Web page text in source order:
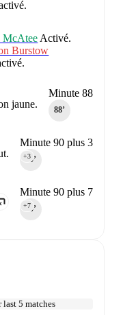
McAtee Activé.
Burstow
Minute 88
88‎’‎
jaune.
Minute 90 plus 3
90‎’‎
+3
Minute 90 plus 7
90‎’‎
+7
5 matches